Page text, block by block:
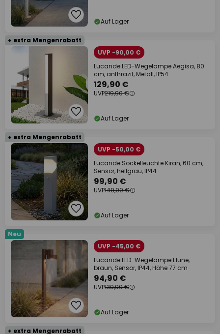
Auf Lager
+ extra Mengenrabatt
UVP -90,00 €
Lucande LED-Wegelampe Aegisa, 80
cm, anthrazit, Metall, IP54
129,90 €
UVP219,90 €
Auf Lager
+ extra Mengenrabatt
UVP -50,00 €
Lucande Sockelleuchte Kiran, 60 cm,
Sensor, hellgrau, IP44
99,90 €
UVP149,90 €
Auf Lager
Neu
UVP -45,00 €
Lucande LED-Wegelampe Elune,
braun, Sensor, IP44, Höhe 77 cm
94,90 €
UVP139,90 €
Auf Lager
+ extra Mengenrabatt